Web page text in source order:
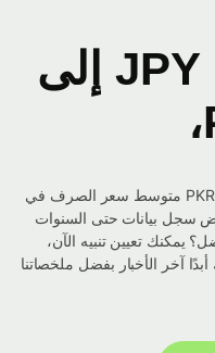
المخطط من JPY إلى
يستخدم مخططنا التفاعلي من JPY إلى PKR متوسط ​​سعر الصرف في
بيانات حتى السنوات
تعيين تنبيه الآن،
آخر الأخبار بفضل ملخصاتنا